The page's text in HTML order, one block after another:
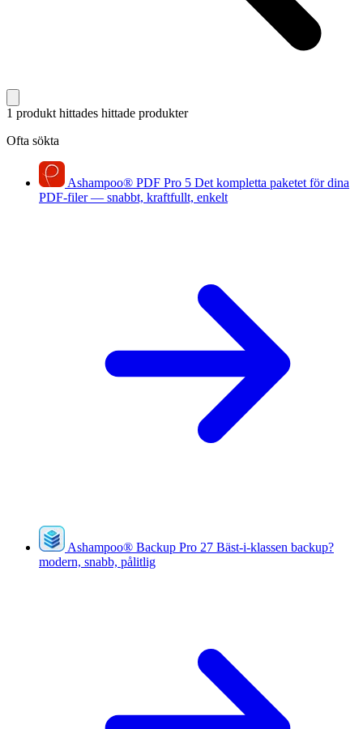
1 produkt hittades hittade produkter
Ofta sökta
Ashampoo® PDF Pro 5 Det kompletta paketet för dina
PDF-filer — snabbt, kraftfullt, enkelt
Ashampoo® Backup Pro 27 Bäst-i-klassen backup?
modern, snabb, pålitlig